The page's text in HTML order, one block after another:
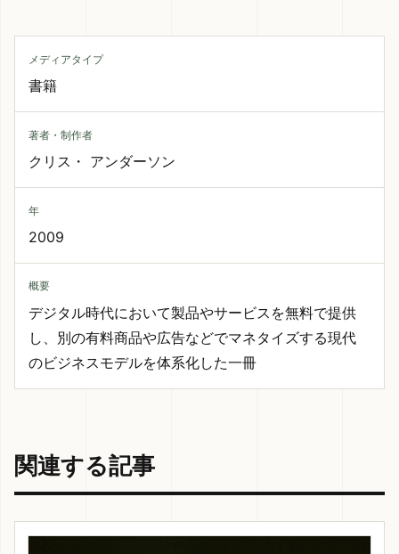
メディアタイプ
書籍
著者・制作者
クリス・ アンダーソン
年
2009
概要
デジタル時代において製品やサービスを無料で提供
し、別の有料商品や広告などでマネタイズする現代
のビジネスモデルを体系化した一冊
関連する記事